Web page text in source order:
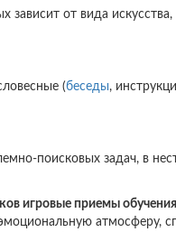
зависит от вида
(беседы,
поисковых задач, в
игровые приемы обучения
атмосферу,